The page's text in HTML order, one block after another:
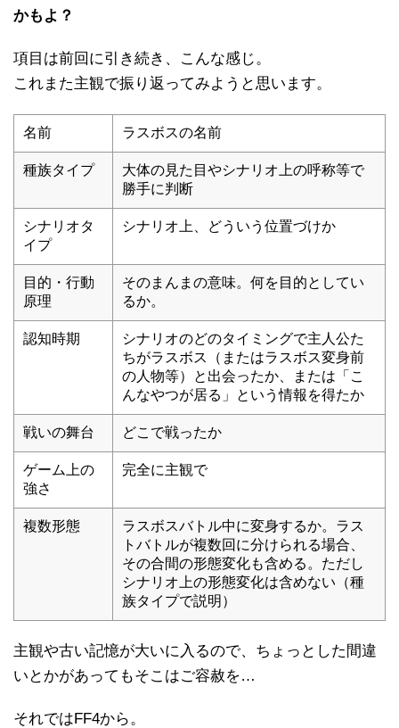
かもよ？
項目は前回に引き続き、こんな感じ。
これまた主観で振り返ってみようと思います。
名前 ラスボスの名前
種族タイプ
大体の見た目やシナリオ上の呼称等で
勝手に判断
シナリオタ
イプ
シナリオ上、どういう位置づけか
目的・行動
原理
そのまんまの意味。何を目的としてい
るか。
認知時期
シナリオのどのタイミングで主人公た
ちがラスボス（またはラスボス変身前
の人物等）と出会ったか、または「こ
んなやつが居る」という情報を得たか
戦いの舞台 どこで戦ったか
ゲーム上の
強さ
完全に主観で
複数形態
ラスボスバトル中に変身するか。ラス
トバトルが複数回に分けられる場合、
その合間の形態変化も含める。ただし
シナリオ上の形態変化は含めない（種
族タイプで説明）
主観や古い記憶が大いに入るので、ちょっとした間違
いとかがあってもそこはご容赦を…
それではFF4から。